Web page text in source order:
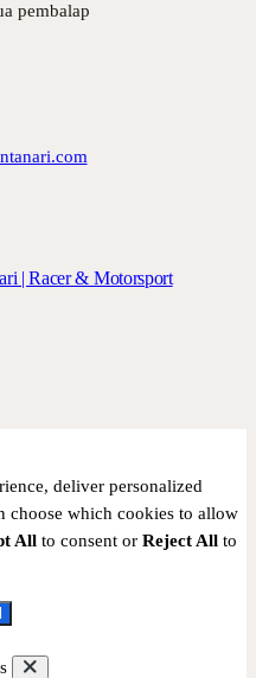
pembalap
| Racer & Motorsport
deliver personalized
choose which cookies to allow
All to consent or Reject All to